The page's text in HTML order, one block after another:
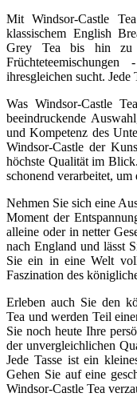
Mit Windsor-Castle
klassischem English
Grey Tea bis hin zu
ihresgleichen sucht. Jede
Was Windsor-Castle
beeindruckende
und Kompetenz des
Windsor-Castle der
höchste Qualität im
schonend verarbeitet,
Nehmen Sie sich eine
Moment der
alleine oder in netter
nach England und lässt
Sie ein in eine Welt
Faszination des
Erleben auch Sie den
Tea und werden Teil
Sie noch heute Ihre
der unvergleichlichen
Jede Tasse ist ein
Gehen Sie auf eine
Windsor-Castle Tea